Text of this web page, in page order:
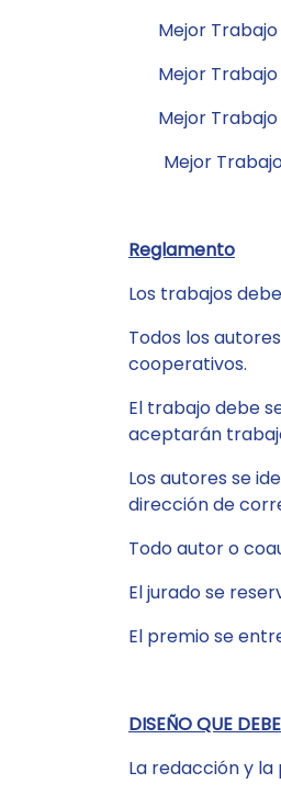
Mejor
Mejor
Mejor
Mejor Trabajo
Reglamento
Los trabajos
Todos los
cooperativos.
El trabajo debe
aceptarán
Los autores se
dirección de
Todo autor o
El jurado se
El premio se
DISEÑO QUE
La redacción y